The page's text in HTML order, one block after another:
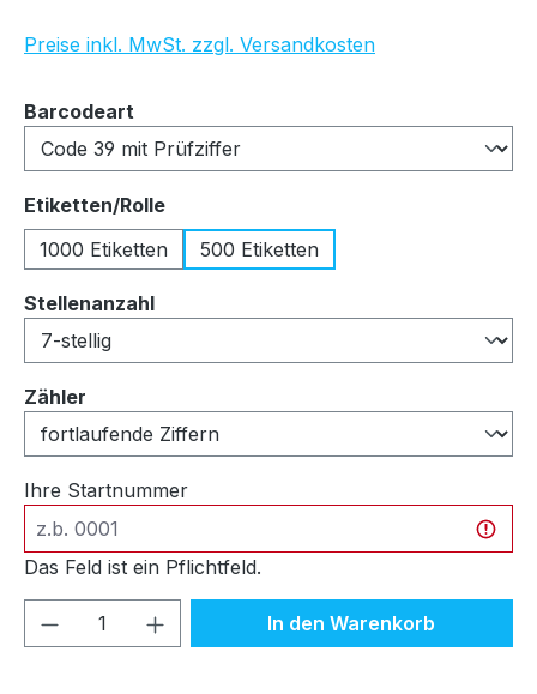
Preise inkl. MwSt. zzgl. Versandkosten
Barcodeart
Etiketten/Rolleauswählen
1000 Etiketten
500 Etiketten
Stellenanzahlauswählen
Zähler
Ihre Startnummer
Das Feld ist ein Pflichtfeld.
Produkt Anzahl: Gib denIn den Warenkorb